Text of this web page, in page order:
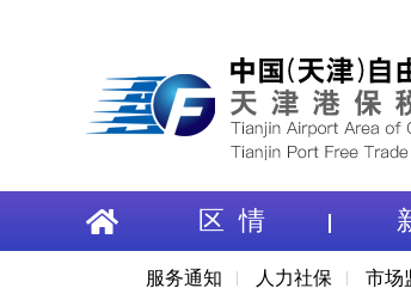
区 情
服务通知 人力社保 市场